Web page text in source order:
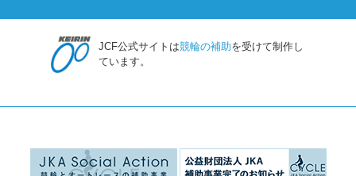
JCF公式サイトは競輪の補助を受けて制作し
ています。